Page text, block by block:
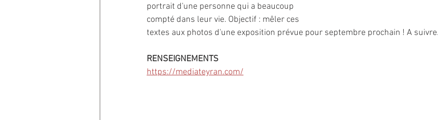
portrait d'une personne qui a beaucoup
compté dans leur vie. Objectif : mêler ces
textes aux photos d'une exposition prévue pour septembre prochain ! A
RENSEIGNEMENTS
https://mediateyran.com/